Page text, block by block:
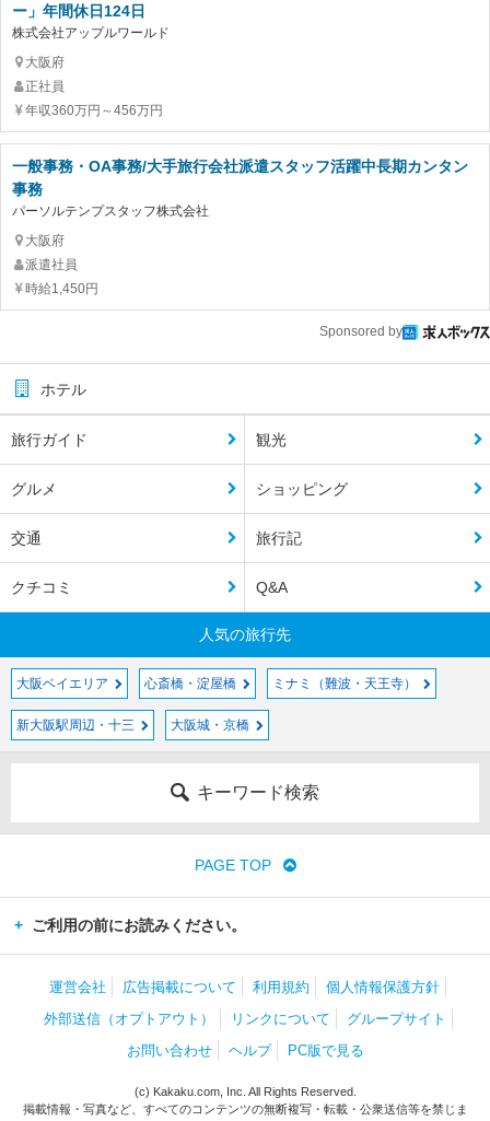
ー」年間休日124日
株式会社アップルワールド
大阪府
正社員
年収360万円～456万円
一般事務・OA事務/大手旅行会社派遣スタッフ活躍中長期カンタン
事務
パーソルテンプスタッフ株式会社
大阪府
派遣社員
時給1,450円
Sponsored by
ホテル
旅行ガイド 観光
グルメ ショッピング
交通 旅行記
クチコミ Q&A
人気の旅行先
大阪ベイエリア 心斎橋・淀屋橋 ミナミ（難波・天王寺）
新大阪駅周辺・十三 大阪城・京橋
キーワード検索
PAGE TOP
ご利用の前にお読みください。
運営会社 広告掲載について 利用規約
個人情報保護方針
外部送信（オプトアウト）
リンクについて
グループサイト
お問い合わせ
ヘルプ PC版で見る
(c) Kakaku.com, Inc. All Rights Reserved.
掲載情報・写真など、すべてのコンテンツの無断複写・転載・公衆送信等を禁じま